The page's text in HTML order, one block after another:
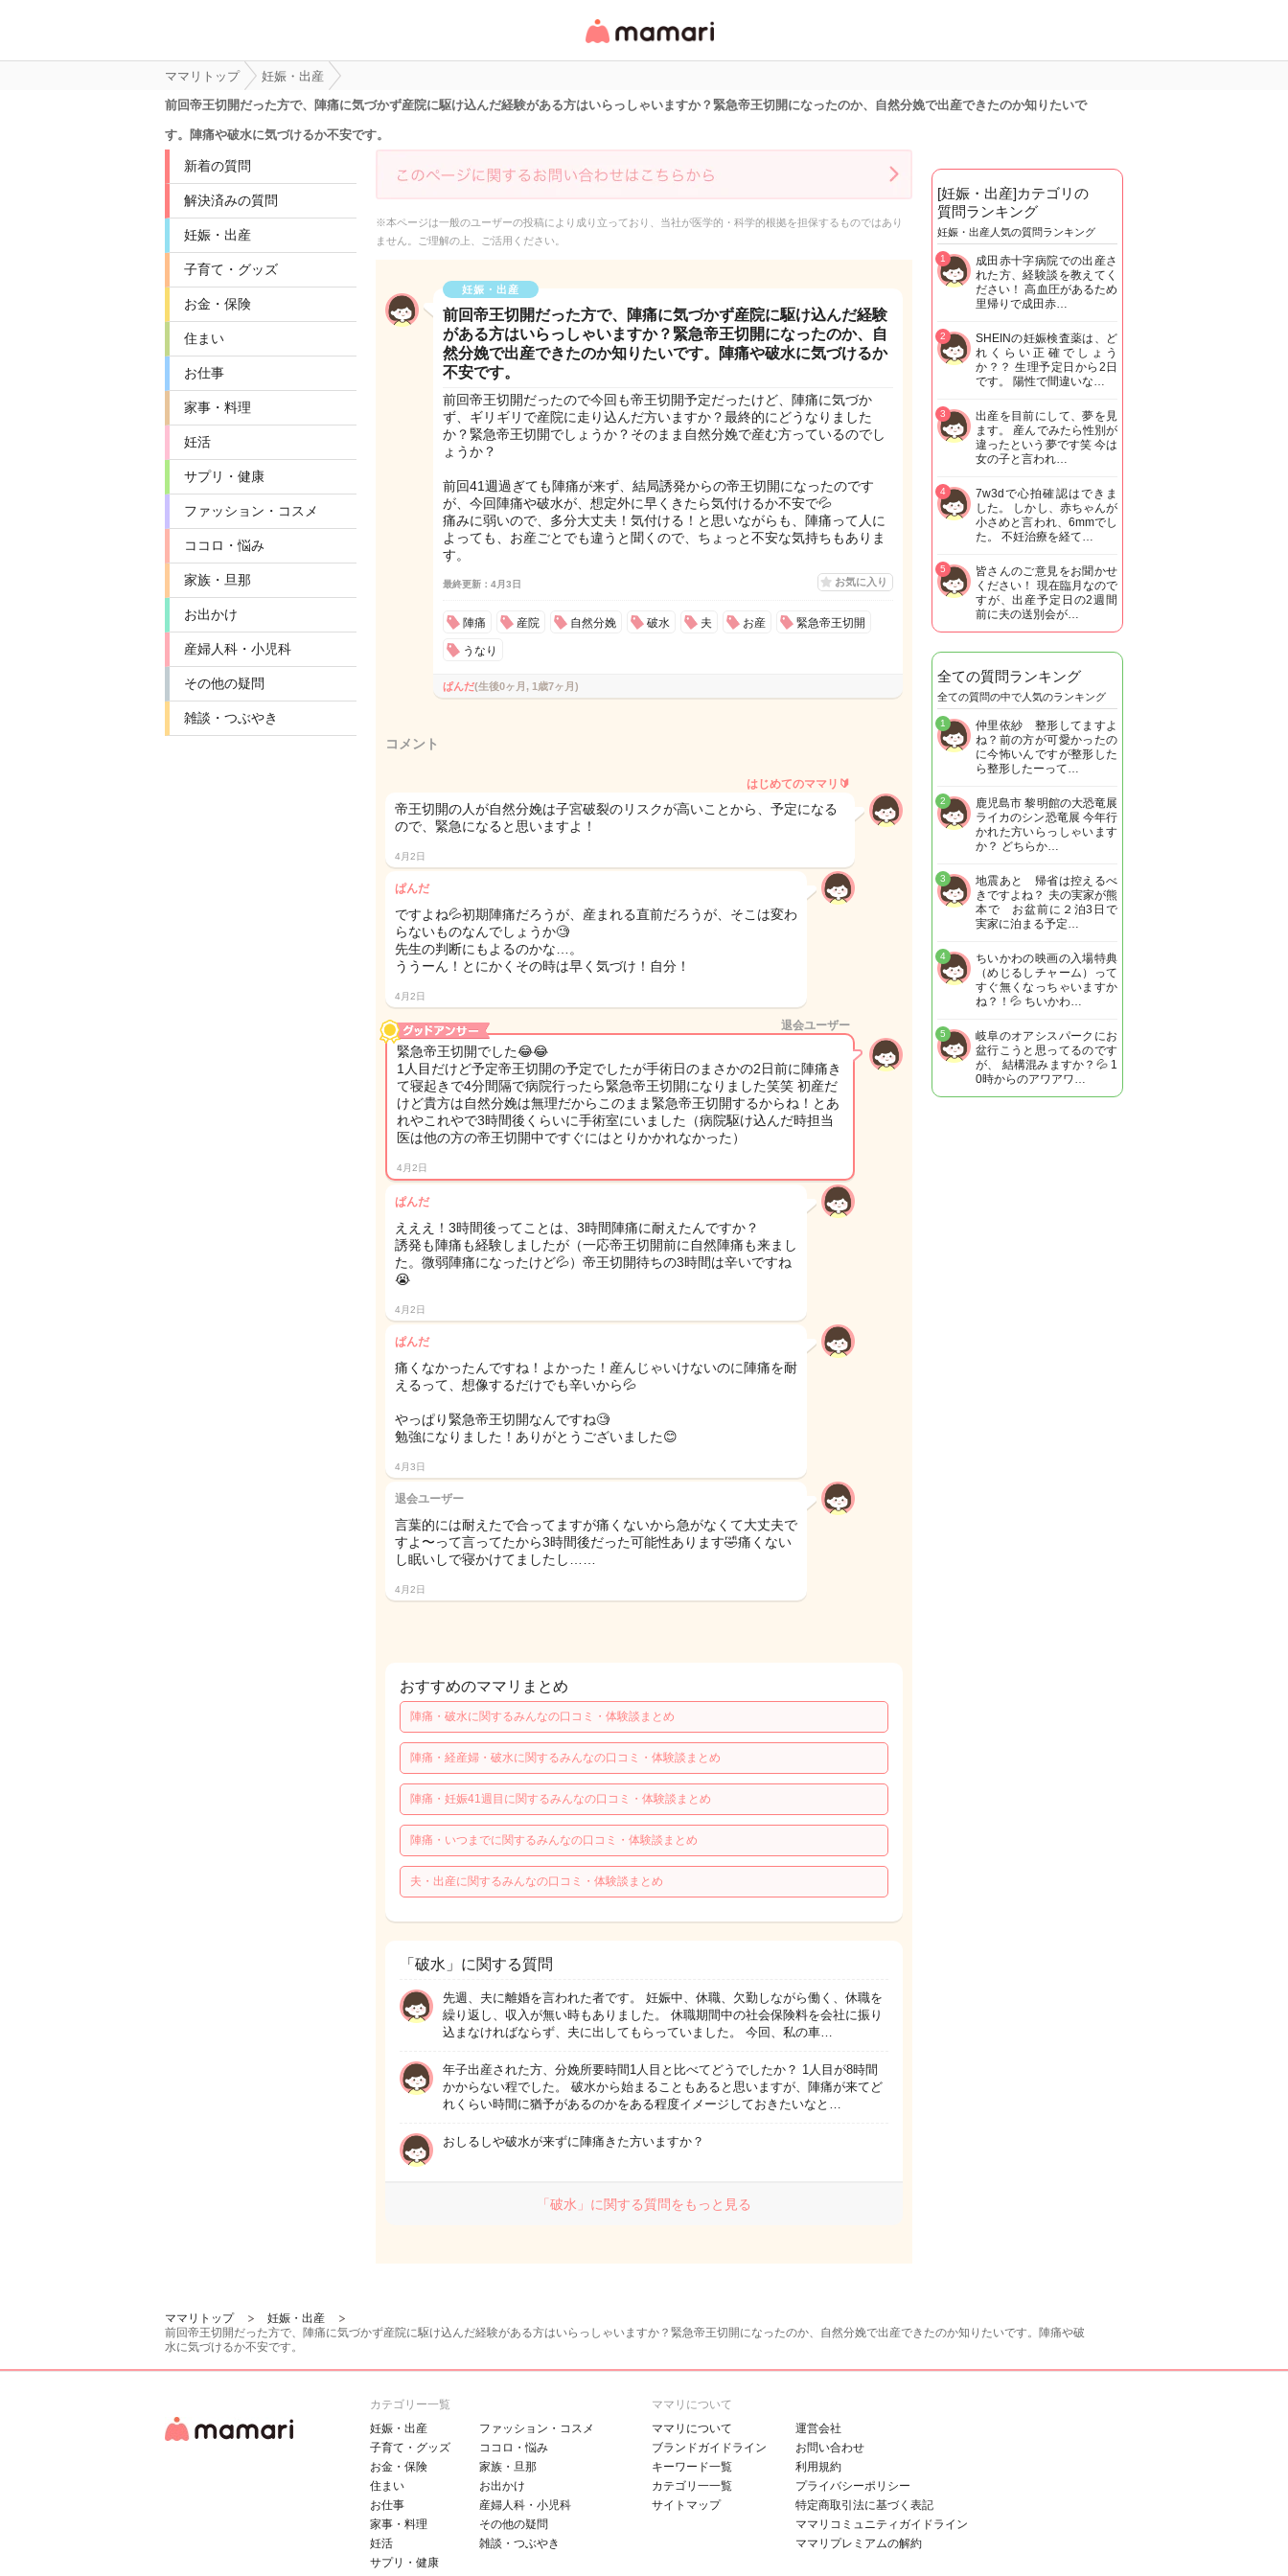
リ・情報サイト
ママリトップ
妊娠・出産
前回帝王切開だった方で、陣痛に気づかず産院に駆け込んだ経験がある方はいらっしゃいますか？緊急帝王切開になったのか、自然分娩で出産できたのか知りたいで
す。陣痛や破水に気づけるか不安です。
新着の質問
解決済みの質問
妊娠・出産
子育て・グッズ
お金・保険
住まい
お仕事
家事・料理
妊活
サプリ・健康
ファッション・コスメ
ココロ・悩み
家族・旦那
お出かけ
産婦人科・小児科
その他の疑問
雑談・つぶやき
※本ページは一般のユーザーの投稿により成り立っており、当社が医学的・科学的根拠を担保するものではあり
ません。ご理解の上、ご活用ください。
妊娠・出産
前回帝王切開だった方で、陣痛に気づかず産院に駆け込んだ経験
がある方はいらっしゃいますか？緊急帝王切開になったのか、自
然分娩で出産できたのか知りたいです。陣痛や破水に気づけるか
不安です。
前回帝王切開だったので今回も帝王切開予定だったけど、陣痛に気づか
ず、ギリギリで産院に走り込んだ方いますか？最終的にどうなりました
か？緊急帝王切開でしょうか？そのまま自然分娩で産む方っているのでし
ょうか？
前回41週過ぎても陣痛が来ず、結局誘発からの帝王切開になったのです
が、今回陣痛や破水が、想定外に早くきたら気付けるか不安で💦
痛みに弱いので、多分大丈夫！気付ける！と思いながらも、陣痛って人に
よっても、お産ごとでも違うと聞くので、ちょっと不安な気持ちもありま
す。
最終更新：4月3日 お気に入り
陣痛 産院 自然分娩 破水 夫 お産 緊急帝王切開
うなり
ぱんだ(生後0ヶ月, 1歳7ヶ月)
コメント
はじめてのママリ🔰
帝王切開の人が自然分娩は子宮破裂のリスクが高いことから、予定になる
ので、緊急になると思いますよ！
4月2日
ぱんだ
ですよね💦初期陣痛だろうが、産まれる直前だろうが、そこは変わ
らないものなんでしょうか🧐
先生の判断にもよるのかな…。
ううーん！とにかくその時は早く気づけ！自分！
4月2日
退会ユーザー
緊急帝王切開でした😂😂
1人目だけど予定帝王切開の予定でしたが手術日のまさかの2日前に陣痛き
て寝起きで4分間隔で病院行ったら緊急帝王切開になりました笑笑 初産だ
けど貴方は自然分娩は無理だからこのまま緊急帝王切開するからね！とあ
れやこれやで3時間後くらいに手術室にいました（病院駆け込んだ時担当
医は他の方の帝王切開中ですぐにはとりかかれなかった）
4月2日
ぱんだ
えええ！3時間後ってことは、3時間陣痛に耐えたんですか？
誘発も陣痛も経験しましたが（一応帝王切開前に自然陣痛も来まし
た。微弱陣痛になったけど💦）帝王切開待ちの3時間は辛いですね
😭
4月2日
ぱんだ
痛くなかったんですね！よかった！産んじゃいけないのに陣痛を耐
えるって、想像するだけでも辛いから💦
やっぱり緊急帝王切開なんですね🧐
勉強になりました！ありがとうございました😊
4月3日
退会ユーザー
言葉的には耐えたで合ってますが痛くないから急がなくて大丈夫で
すよ〜って言ってたから3時間後だった可能性あります🤣痛くない
し眠いしで寝かけてましたし……
4月2日
おすすめのママリまとめ
陣痛・破水に関するみんなの口コミ・体験談まとめ
陣痛・経産婦・破水に関するみんなの口コミ・体験談まとめ
陣痛・妊娠41週目に関するみんなの口コミ・体験談まとめ
陣痛・いつまでに関するみんなの口コミ・体験談まとめ
夫・出産に関するみんなの口コミ・体験談まとめ
「破水」に関する質問
先週、夫に離婚を言われた者です。 妊娠中、休職、欠勤しながら働く、休職を
繰り返し、収入が無い時もありました。 休職期間中の社会保険料を会社に振り
込まなければならず、夫に出してもらっていました。 今回、私の車…
年子出産された方、分娩所要時間1人目と比べてどうでしたか？ 1人目が8時間
かからない程でした。 破水から始まることもあると思いますが、陣痛が来てど
れくらい時間に猶予があるのかをある程度イメージしておきたいなと…
おしるしや破水が来ずに陣痛きた方いますか？
「破水」に関する質問をもっと見る
[妊娠・出産]カテゴリの
質問ランキング
妊娠・出産人気の質問ランキング
成田赤十字病院での出産さ
れた方、経験談を教えてく
ださい！ 高血圧があるため
里帰りで成田赤…
1
SHEINの妊娠検査薬は、ど
れくらい正確でしょう
か？？ 生理予定日から2日
です。 陽性で間違いな…
2
出産を目前にして、夢を見
ます。 産んでみたら性別が
違ったという夢です笑 今は
女の子と言われ…
3
7w3dで心拍確認はできま
した。 しかし、赤ちゃんが
小さめと言われ、6mmでし
た。 不妊治療を経て…
4
皆さんのご意見をお聞かせ
ください！ 現在臨月なので
すが、出産予定日の2週間
前に夫の送別会が…
5
全ての質問ランキング
全ての質問の中で人気のランキング
仲里依紗 整形してますよ
ね？前の方が可愛かったの
に今怖いんですが整形した
ら整形したーって…
1
鹿児島市 黎明館の大恐竜展
ライカのシン恐竜展 今年行
かれた方いらっしゃいます
か？ どちらか…
2
地震あと 帰省は控えるべ
きですよね？ 夫の実家が熊
本で お盆前に２泊3日で
実家に泊まる予定…
3
ちいかわの映画の入場特典
（めじるしチャーム）って
すぐ無くなっちゃいますか
ね？！💦 ちいかわ…
4
岐阜のオアシスパークにお
盆行こうと思ってるのです
が、 結構混みますか？💦 1
0時からのアワアワ…
5
ママリトップ
妊娠・出産
前回帝王切開だった方で、陣痛に気づかず産院に駆け込んだ経験がある方はいらっしゃいますか？緊急帝王切開になったのか、自然分娩で出産できたのか知りたいです。陣痛や破
水に気づけるか不安です。
カテゴリー一覧
妊娠・出産
子育て・グッズ
お金・保険
住まい
お仕事
家事・料理
妊活
サプリ・健康
ファッション・コスメ
ココロ・悩み
家族・旦那
お出かけ
産婦人科・小児科
その他の疑問
雑談・つぶやき
ママリについて
ママリについて
ブランドガイドライン
キーワード一覧
カテゴリ一一覧
サイトマップ
運営会社
お問い合わせ
利用規約
プライバシーポリシー
特定商取引法に基づく表記
ママリコミュニティガイドライン
ママリプレミアムの解約